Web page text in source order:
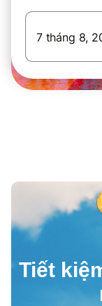
7 tháng 8,
Tiết